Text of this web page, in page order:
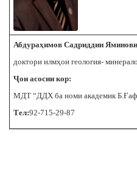
Абдураҳимов Садриддин
доктори илмҳои геология-
Ҷои асосии кор:
МДТ “ДДХ ба номи академик
Тел:92-715-29-87